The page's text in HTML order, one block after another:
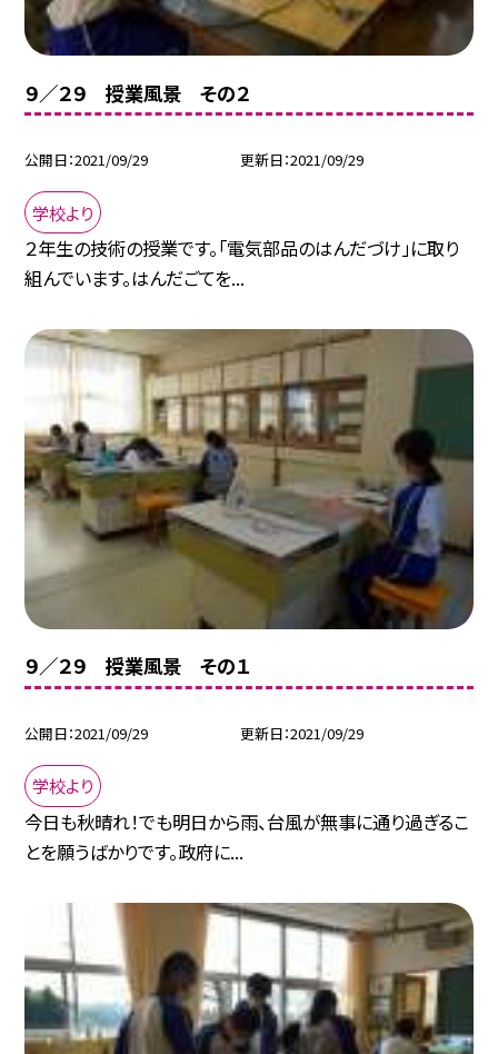
９／２９ 授業風景 その２
公開日 2021/09/29 更新日 2021/09/29
学校より
２年生の技術の授業です。「電気部品のはんだづけ」に取り
組んでいます。はんだごてを...
９／２９ 授業風景 その１
公開日 2021/09/29 更新日 2021/09/29
学校より
今日も秋晴れ！でも明日から雨、台風が無事に通り過ぎるこ
とを願うばかりです。政府に...